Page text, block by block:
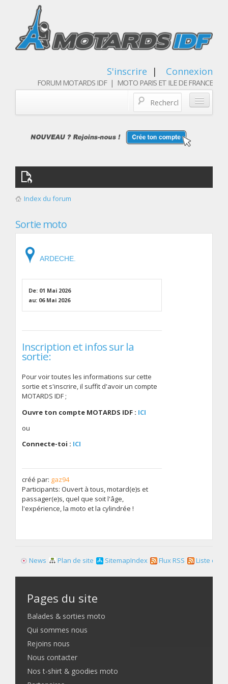
S'inscrire | Connexion
FORUM MOTARDS IDF | MOTO PARIS ET ILE DE FRANCE
Qui sommes nous
Les membres
Index du forum
Sortie moto
ARDECHE.
De: 01 Mai 2026
au: 06 Mai 2026
Inscription et infos sur la
sortie:
Pour voir toutes les informations sur cette
sortie et s'inscrire, il suffit d'avoir un compte
MOTARDS IDF ;
Ouvre ton compte MOTARDS IDF : ICI
ou
Connecte-toi : ICI
créé par: gaz94
Participants: Ouvert à tous, motard(e)s et
passager(e)s, quel que soit l'âge,
l'expérience, la moto et la cylindrée !
News Plan de site SitemapIndex Flux RSS Liste des
Pages du site
Balades & sorties moto
Qui sommes nous
Rejoins nous
Nous contacter
Nos t-shirt & goodies moto